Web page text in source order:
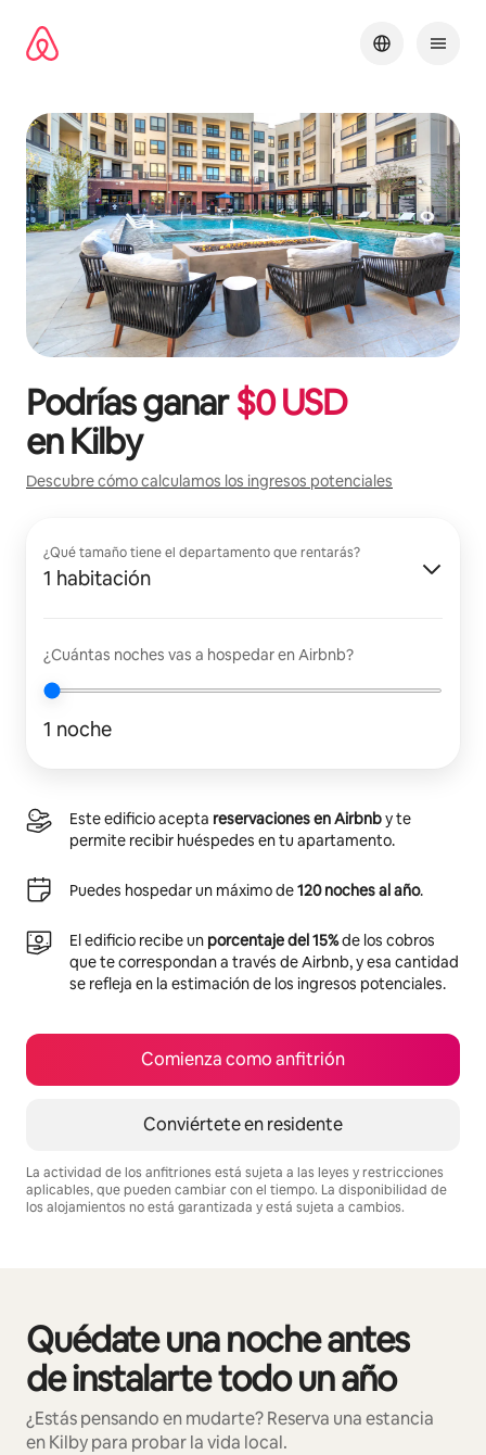
contenido
Podrías ganar$0USD
enKilby
Descubre cómo calculamos los ingresos potenciales
¿Qué tamaño tiene el departamento que rentarás?
1 habitación
¿Cuántas noches vas a hospedar en Airbnb?
1 noche
Este edificio acepta reservaciones en Airbnby te
permite recibir huéspedes en tu apartamento.
Puedes hospedar un máximo de120 noches al año.
El edificio recibe un porcentaje del 15%de los cobros
que te correspondan a través de Airbnb, y esa cantidad
se refleja en la estimación de los ingresos potenciales.
Comienza como anfitrión
Conviértete en residente
La actividad de los anfitriones está sujeta a las leyes y restricciones
aplicables, que pueden cambiar con el tiempo. La disponibilidad de
los alojamientos no está garantizada y está sujeta a cambios.
Quédate una noche antes
de instalarte todo un año
¿Estás pensando en mudarte? Reserva una estancia
en Kilby para probar la vida local.
Mostrando 0 de 0 elementos